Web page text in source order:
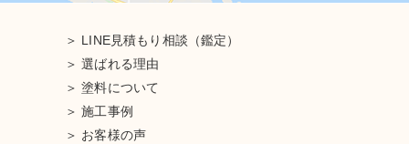
LINE見積もり相談（鑑定）
選ばれる理由
塗料について
施工事例
お客様の声